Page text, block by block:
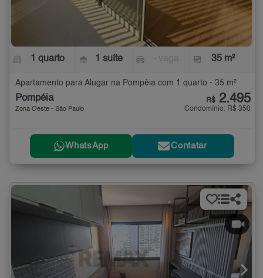
1 quarto 1 suíte 35 m²
Apartamento para Alugar na Pompéia com 1 quarto - 35 m²
Pompéia
Zona Oeste - São Paulo
R$ 2.495
Condomínio: R$ 350
WhatsApp Contatar